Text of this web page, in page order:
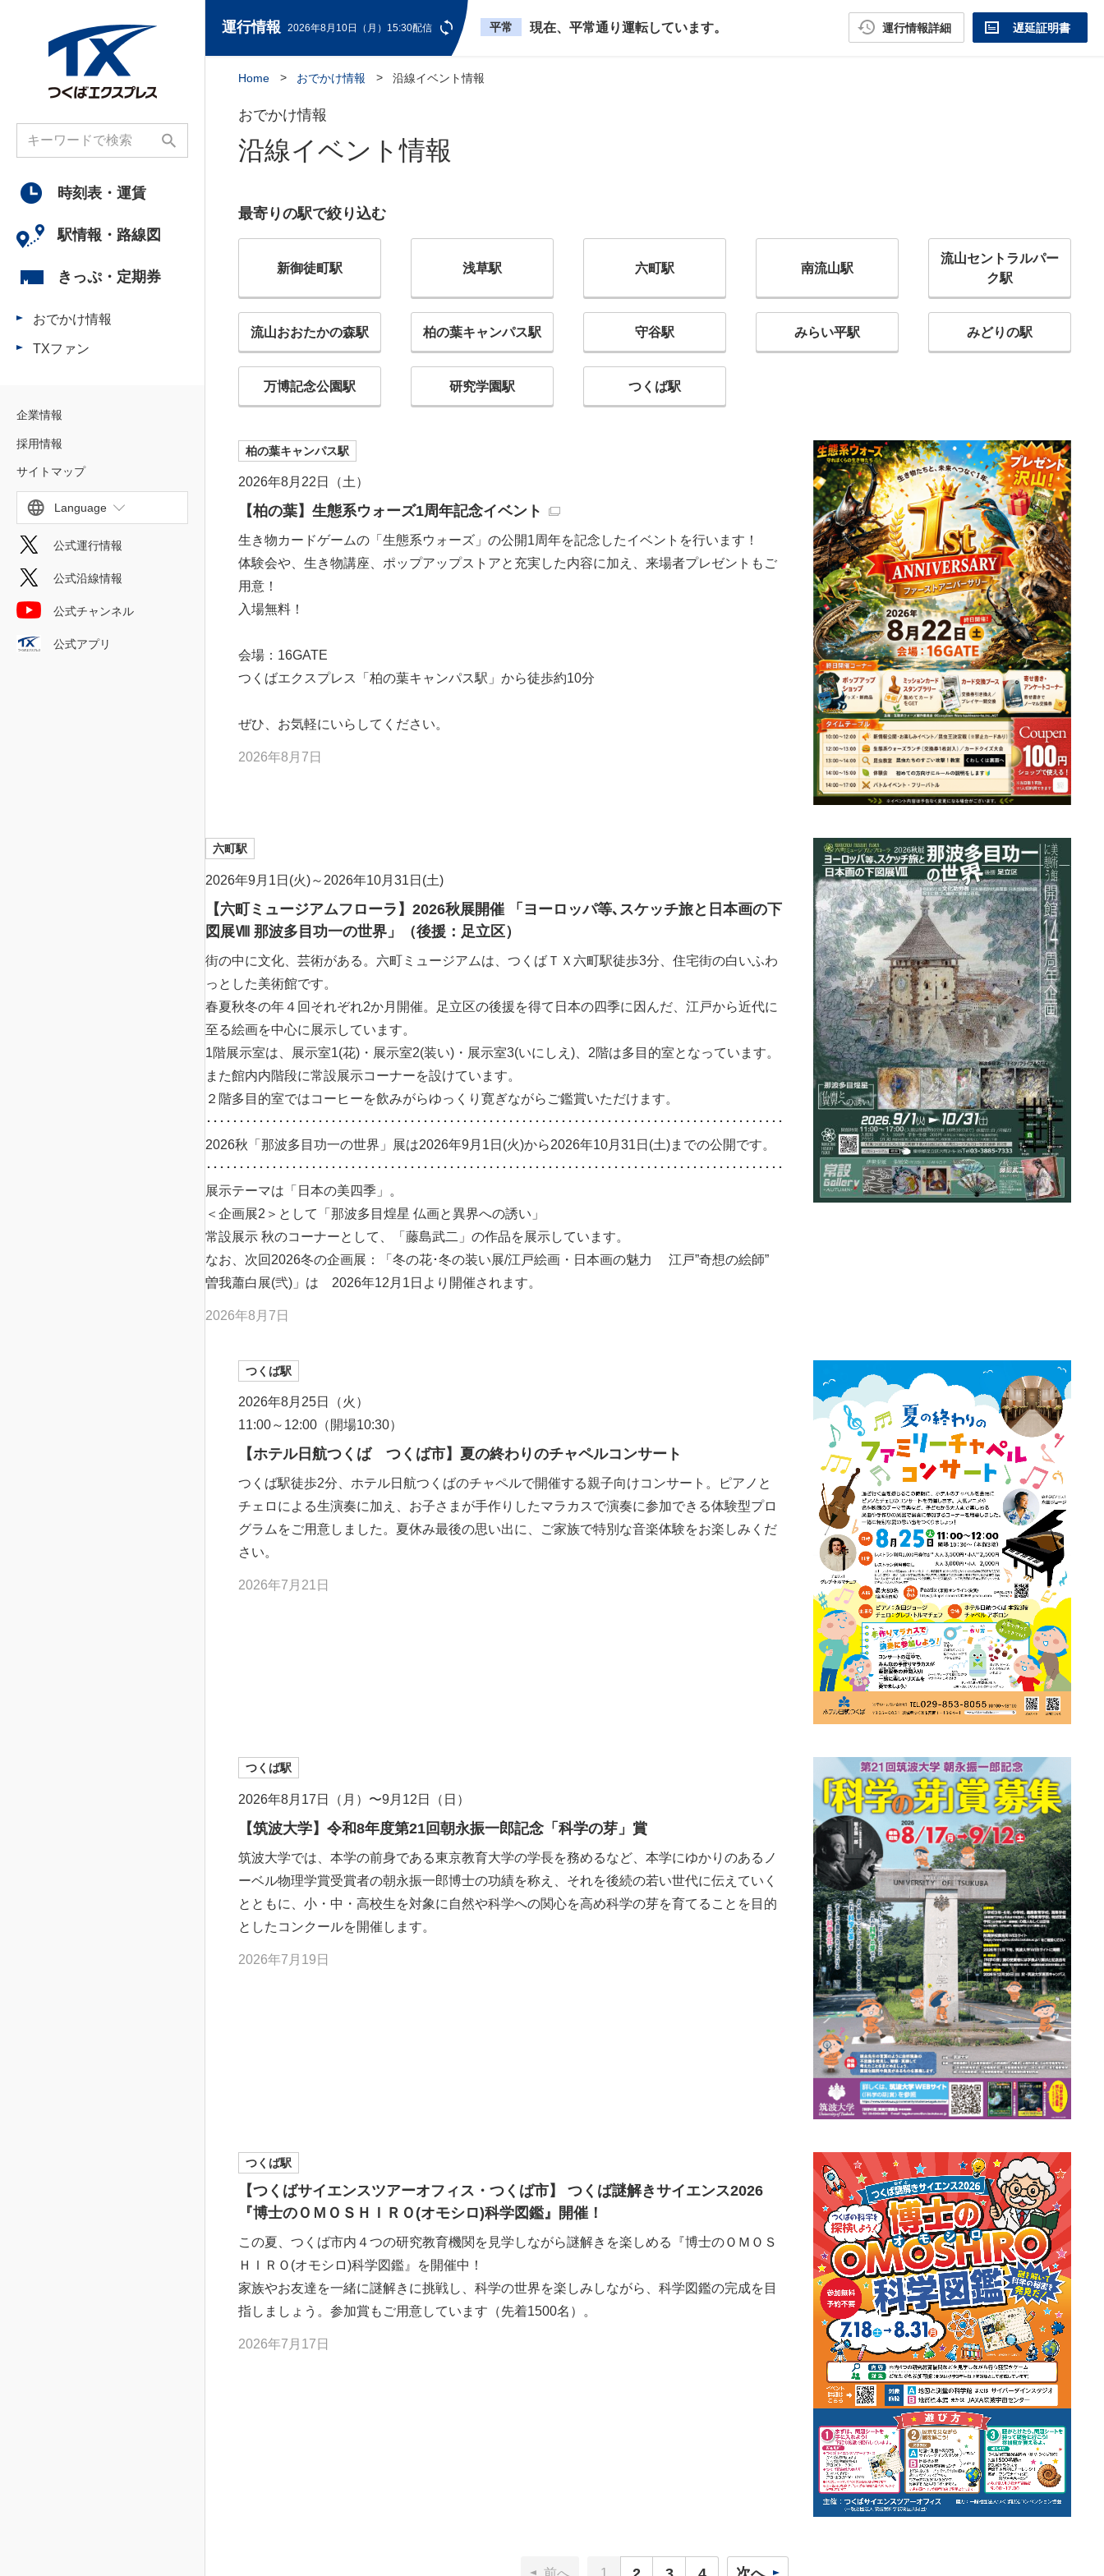
時刻表・ 運賃
駅情報・ 路線図
きっぷ・ 定期券
おでかけ情報
TXファン
企業情報
採用情報
サイトマップ
Language
公式運行情報
公式沿線情報
公式チャンネル
公式アプリ
運行情報 2026年8月10日（月）15:30配信 平常 現在、平常通り運転しています。 運行情報詳細 遅延証明書
Home おでかけ情報 沿線イベント情報
おでかけ情報
沿線イベント情報
最寄りの駅で絞り込む
新御徒町駅 浅草駅 六町駅 南流山駅
流山セントラルパー
ク駅
流山おおたかの森駅 柏の葉キャンパス駅 守谷駅 みらい平駅 みどりの駅
万博記念公園駅 研究学園駅 つくば駅
柏の葉キャンパス駅
2026年8月22日（土）
【柏の葉】生態系ウォーズ1周年記念イベント
生き物カードゲームの「生態系ウォーズ」の公開1周年を記念したイベントを行います！
体験会や、生き物講座、ポップアップストアと充実した内容に加え、来場者プレゼントもご
用意！
入場無料！
会場：16GATE
つくばエクスプレス「柏の葉キャンパス駅」から徒歩約10分
ぜひ、お気軽にいらしてください。
2026年8月7日
六町駅
2026年9月1日(火)～2026年10月31日(土)
【六町ミュージアムフローラ】2026秋展開催 「ヨーロッパ等､スケッチ旅と日本画の下
図展Ⅷ 那波多目功一の世界」（後援：足立区）
街の中に文化、芸術がある。六町ミュージアムは、つくばＴＸ六町駅徒歩3分、住宅街の白いふわ
っとした美術館です。
春夏秋冬の年４回それぞれ2か月開催。足立区の後援を得て日本の四季に因んだ、江戸から近代に
至る絵画を中心に展示しています。
1階展示室は、展示室1(花)・展示室2(装い)・展示室3(いにしえ)、2階は多目的室となっています。
また館内内階段に常設展示コーナーを設けています。
２階多目的室ではコーヒーを飲みがらゆっくり寛ぎながらご鑑賞いただけます。
････････････････････････････････････････････････････････････････････････････････････････
2026秋「那波多目功一の世界」展は2026年9月1日(火)から2026年10月31日(土)までの公開です。
････････････････････････････････････････････････････････････････････････････････････････
展示テーマは「日本の美四季」。
＜企画展2＞として「那波多目煌星 仏画と異界への誘い」
常設展示 秋のコーナーとして、「藤島武二」の作品を展示しています。
なお、次回2026冬の企画展：「冬の花･冬の装い展/江戸絵画・日本画の魅力 江戸”奇想の絵師”
曽我蕭白展(弐)」は 2026年12月1日より開催されます。
2026年8月7日
つくば駅
2026年8月25日（火）
11:00～12:00（開場10:30）
【ホテル日航つくば つくば市】夏の終わりのチャペルコンサート
つくば駅徒歩2分、ホテル日航つくばのチャペルで開催する親子向けコンサート。ピアノと
チェロによる生演奏に加え、お子さまが手作りしたマラカスで演奏に参加できる体験型プロ
グラムをご用意しました。夏休み最後の思い出に、ご家族で特別な音楽体験をお楽しみくだ
さい。
2026年7月21日
つくば駅
2026年8月17日（月）〜9月12日（日）
【筑波大学】令和8年度第21回朝永振一郎記念「科学の芽」賞
筑波大学では、本学の前身である東京教育大学の学長を務めるなど、本学にゆかりのあるノ
ーベル物理学賞受賞者の朝永振一郎博士の功績を称え、それを後続の若い世代に伝えていく
とともに、小・中・高校生を対象に自然や科学への関心を高め科学の芽を育てることを目的
としたコンクールを開催します。
2026年7月19日
つくば駅
【つくばサイエンスツアーオフィス・つくば市】 つくば謎解きサイエンス2026
『博士のＯＭＯＳＨＩＲＯ(オモシロ)科学図鑑』開催！
この夏、つくば市内４つの研究教育機関を見学しながら謎解きを楽しめる『博士のＯＭＯＳ
ＨＩＲＯ(オモシロ)科学図鑑』を開催中！
家族やお友達を一緒に謎解きに挑戦し、科学の世界を楽しみしながら、科学図鑑の完成を目
指しましょう。参加賞もご用意しています（先着1500名）。
2026年7月17日
前へ 1